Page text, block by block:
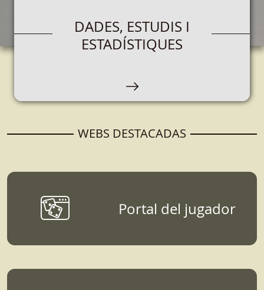
Espacio destinado a empresas que que se
y explotación de juegos de azar.
DADES, ESTUDIS I
ESTADÍSTIQUES
WEBS DESTACADAS
Portal del jugador